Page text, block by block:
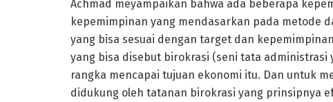
Achmad meyampaikan bahwa ada beberapa
kepemimpinan yang mendasarkan pada metode
yang bisa sesuai dengan target dan
yang bisa disebut birokrasi (seni tata
rangka mencapai tujuan ekonomi itu. Dan untuk
didukung oleh tatanan birokrasi yang prinsipnya